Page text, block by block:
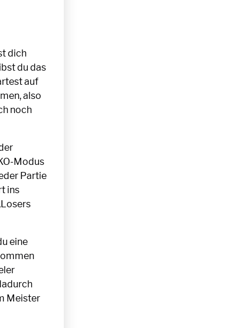
dich
du das
auf
also
noch
Modus
Partie
ins
eine
Meister